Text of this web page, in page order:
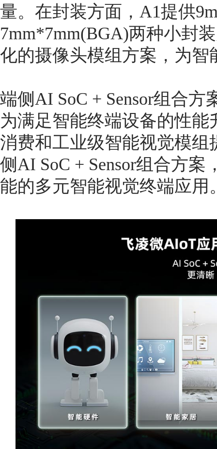
量。在封装方面，A1提供
7mm*7mm(BGA)两种小封
化的摄像头模组方案，为智
端侧AI SoC + Sensor组合
为满足智能终端设备的性
消费和工业级智能视觉模
侧AI SoC + Sensor组合方
能的多元智能视觉终端应用